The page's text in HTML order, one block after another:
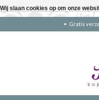
Gratis
Wij slaan cookies op om onze